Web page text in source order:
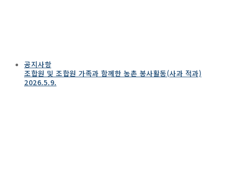
공지사항
조합원 및 조합원 가족과 함께한 농촌 봉사활동(사과 적과)
2026.5.9.